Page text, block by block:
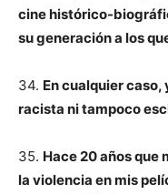
cine histórico-
su generación a los
34. En cualquier caso,
racista ni tampoco
35. Hace 20 años que
la violencia en mis